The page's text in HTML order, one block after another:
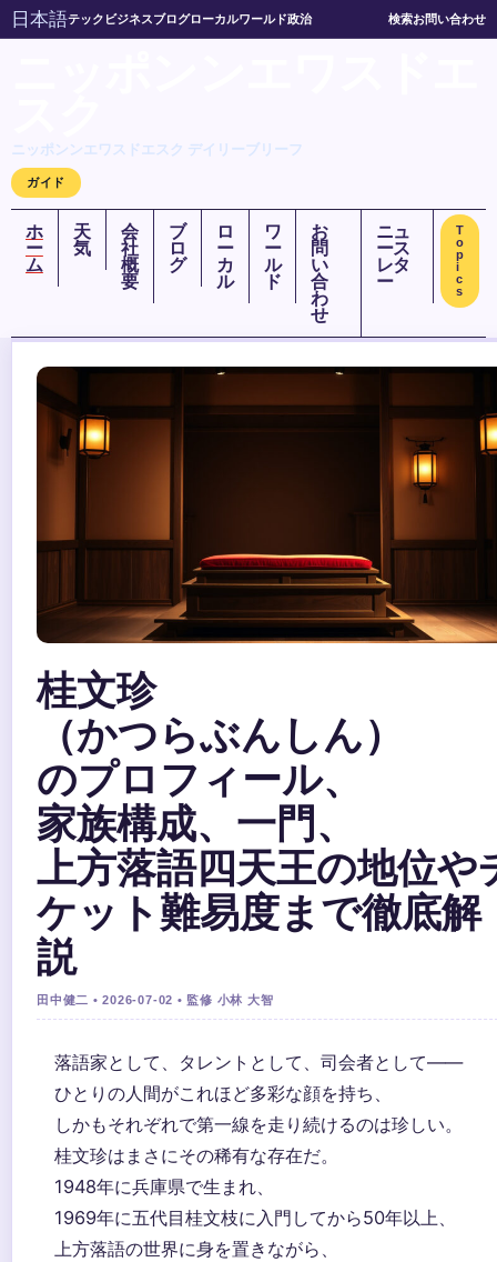
日本語テック ビジネスブログローカルワールド政治 検索お問い合わせ
ニッポンンエワスドエスク デイリーブリーフ
ガイド
ホ
ー
ム
天
気
会
社
概
要
ブ
ロ
グ
ロ
ー
カ
ル
ワ
ー
ル
ド
お
問
い
合
わ
せ
ニュ
ース
レタ
ー
T
o
p
i
c
s
桂文珍
（かつらぶんしん）
のプロフィール、
家族構成、一門、
上方落語四天王の地位や
ケット難易度まで徹底解
説
田中健二 • 2026-07-02 • 監修 小林 大智
落語家として、タレントとして、司会者として——
ひとりの人間がこれほど多彩な顔を持ち、
しかもそれぞれで第一線を走り続けるのは珍しい。
桂文珍はまさにその稀有な存在だ。
1948年に兵庫県で生まれ、
1969年に五代目桂文枝に入門してから50年以上、
上方落語の世界に身を置きながら、